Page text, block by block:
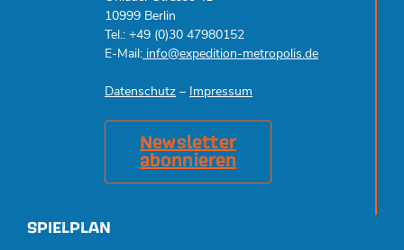
10999 Berlin
Tel.: +49 (0)30 47980152
E-Mail: info@expedition-metropolis.de
Datenschutz – Impressum
Newsletter
abonnieren
SPIELPLAN